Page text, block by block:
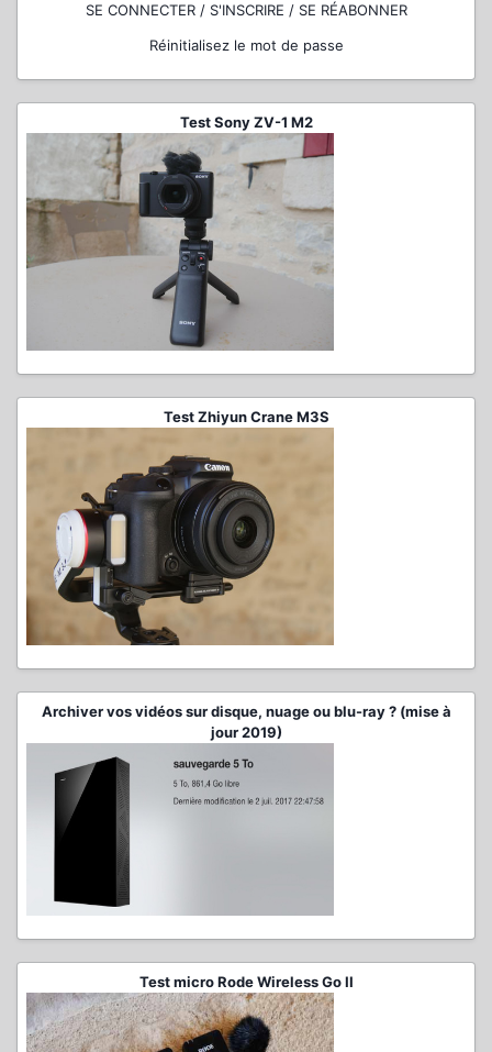
SE CONNECTER / S'INSCRIRE / SE RÉABONNER
Réinitialisez le mot de passe
Test Sony ZV-1 M2
Test Zhiyun Crane M3S
Archiver vos vidéos sur disque, nuage ou blu-ray ? (mise à
jour 2019)
Test micro Rode Wireless Go II